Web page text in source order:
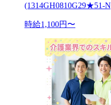
(1314GH0810G29★51-
時給1,100円〜